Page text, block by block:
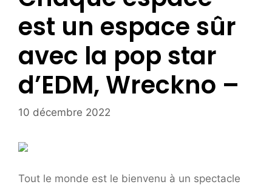
est un espace sûr
avec la pop star
d’EDM, Wreckno –
10 décembre 2022
Tout le monde est le bienvenu à un spectacle